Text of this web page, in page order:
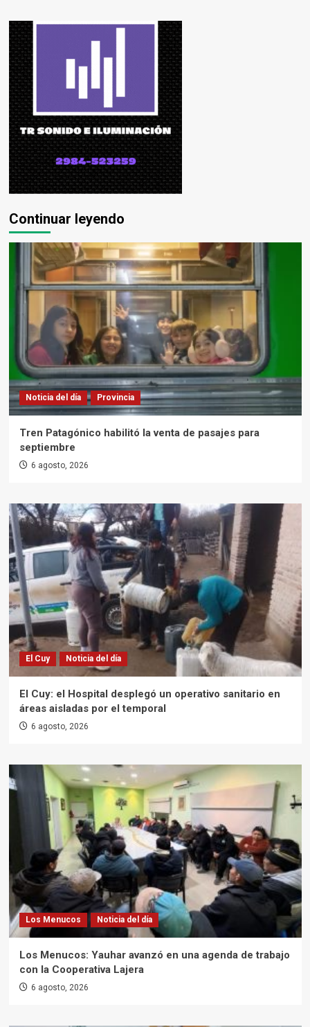
Continuar leyendo
Noticia del día Provincia
Tren Patagónico habilitó la venta de pasajes para
septiembre
6 agosto, 2026
El Cuy Noticia del día
El Cuy: el Hospital desplegó un operativo sanitario en
áreas aisladas por el temporal
6 agosto, 2026
Los Menucos Noticia del día
Los Menucos: Yauhar avanzó en una agenda de trabajo
con la Cooperativa Lajera
6 agosto, 2026